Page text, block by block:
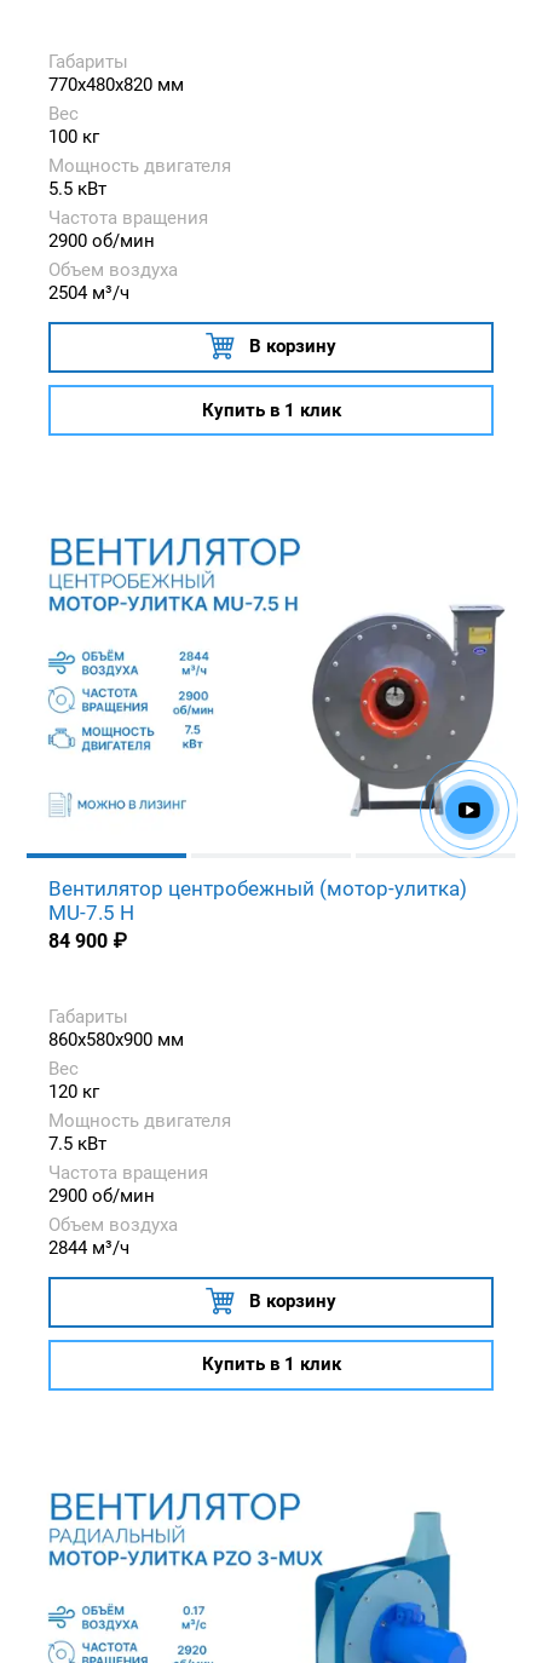
Габариты
770x480x820 мм
Вес
100 кг
Мощность двигателя
5.5 кВт
Частота вращения
2900 об/мин
Объем воздуха
2504 м³/ч
В корзину
Купить в 1 клик
Вентилятор центробежный (мотор-улитка)
MU-7.5 H
84 900 ₽
Габариты
860x580x900 мм
Вес
120 кг
Мощность двигателя
7.5 кВт
Частота вращения
2900 об/мин
Объем воздуха
2844 м³/ч
В корзину
Купить в 1 клик